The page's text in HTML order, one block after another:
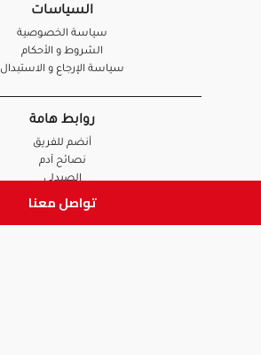
تواصل معنا
السياسات
سياسة الخصوصية
الشروط و الأحكام
سياسة الإرجاع و الاستبدال
روابط هامة
أنضم للفريق
نصائح آدم
الصيدلي
الموظف